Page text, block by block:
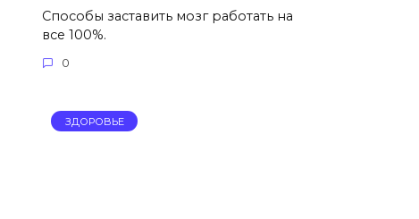
Способы заставить мозг работать на
все 100%.
0
ЗДОРОВЬЕ